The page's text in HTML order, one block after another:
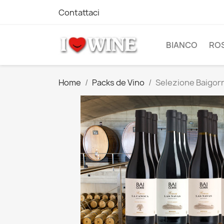
Contattaci
BIANCO
Home Packs de Vino Selezione